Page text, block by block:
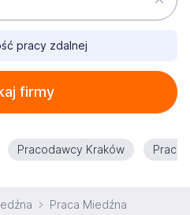
pracy zdalnej
firmy
Pracodawcy Kraków
Praca Miedźna